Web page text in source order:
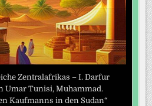
Zentralafrikas – I. Darfur
Umar Tunisi, Muhammad.
Kaufmanns in den Sudan“